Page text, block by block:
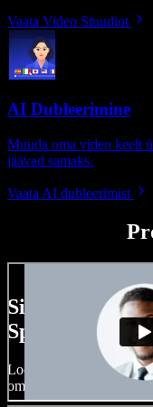
Vaata Video Stuudiot
AI Dubleerimine
Muuda oma video keelt
jäävad samaks.
Vaata AI dubleerimist
Siin on vaid
Speechify
Loo voice-over’eid,
oma häält ja pane